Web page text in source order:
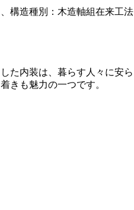
構造種別：木造軸組在来工
た内装は、暮らす人々に安
きも魅力の一つです。